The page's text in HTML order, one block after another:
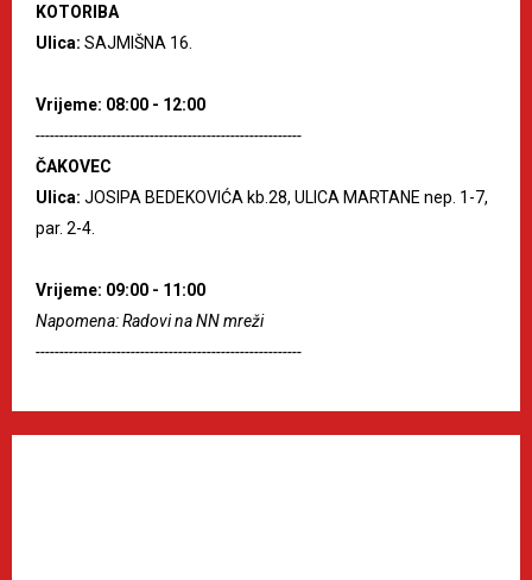
KOTORIBA
Ulica: SAJMIŠNA 16.
Vrijeme: 08:00 - 12:00
--------------------------------------------------------
ČAKOVEC
Ulica: JOSIPA BEDEKOVIĆA kb.28, ULICA MARTANE nep. 1-7,
par. 2-4.
Vrijeme: 09:00 - 11:00
Napomena: Radovi na NN mreži
--------------------------------------------------------